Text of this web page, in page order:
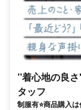
’’着心地の良
タッフ
制服有⭐商品購入